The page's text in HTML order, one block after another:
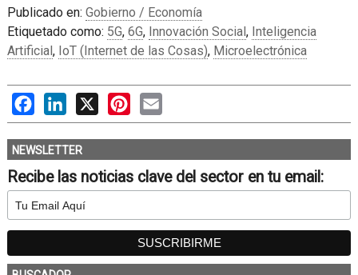
Publicado en: Gobierno / Economía
Etiquetado como: 5G, 6G, Innovación Social, Inteligencia
Artificial, IoT (Internet de las Cosas), Microelectrónica
FacebookLinkedIn
X PinterestEmail
NEWSLETTER
Recibe las noticias clave del sector en tu email: